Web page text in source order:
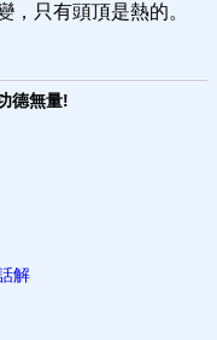
，只有頭頂是熱的。
德無量!
解